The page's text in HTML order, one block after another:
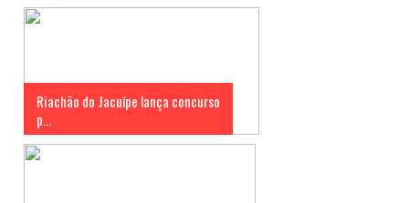
Riachão do Jacuípe lança concurso
p...